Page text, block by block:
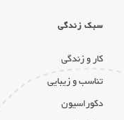
سبک زندگی
کار و زندگی
تناسب و زیبایی
دکوراسیون